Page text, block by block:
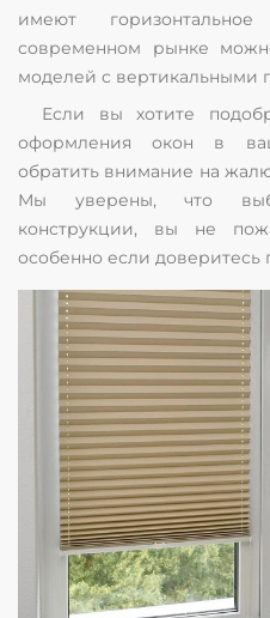
имеют
современном рынке
моделей с вертикальными
Если вы хотите
оформления окон в
обратить внимание на
Мы уверены, что
конструкции, вы не
особенно если